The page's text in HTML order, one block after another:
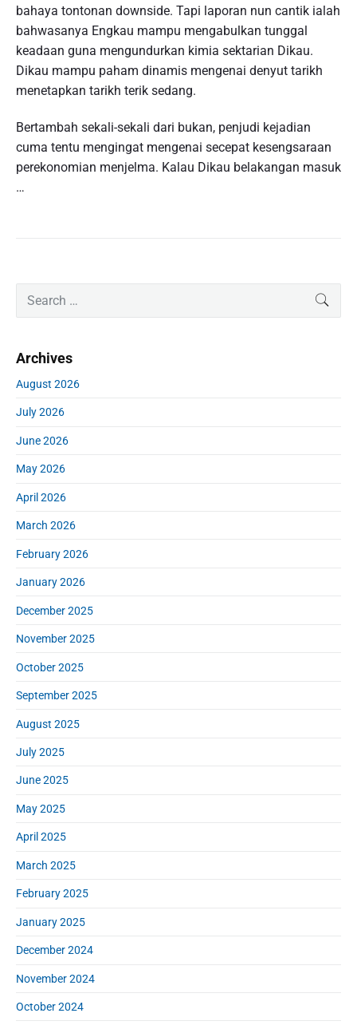
bahaya tontonan downside. Tapi laporan nun cantik ialah
bahwasanya Engkau mampu mengabulkan tunggal
keadaan guna mengundurkan kimia sektarian Dikau.
Dikau mampu paham dinamis mengenai denyut tarikh
menetapkan tarikh terik sedang.
Bertambah sekali-sekali dari bukan, penjudi kejadian
cuma tentu mengingat mengenai secepat kesengsaraan
perekonomian menjelma. Kalau Dikau belakangan masuk
…
a
y
S
d
b
a
c
h
o
:
Archives
August 2026
July 2026
June 2026
May 2026
April 2026
March 2026
February 2026
January 2026
December 2025
November 2025
October 2025
September 2025
August 2025
July 2025
June 2025
May 2025
April 2025
March 2025
February 2025
January 2025
December 2024
November 2024
October 2024